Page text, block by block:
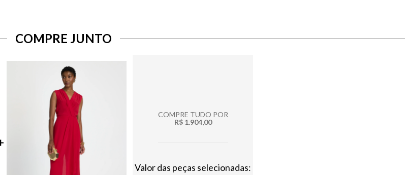
COMPRE JUNTO
COMPRE TUDO POR
R$ 1.904,00
Valor das peças selecionadas: